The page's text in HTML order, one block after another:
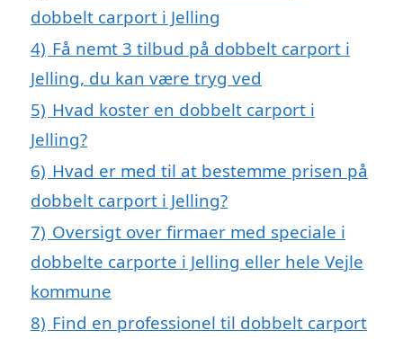
dobbelt carport i Jelling
4) Få nemt 3 tilbud på dobbelt carport i
Jelling, du kan være tryg ved
5) Hvad koster en dobbelt carport i
Jelling?
6) Hvad er med til at bestemme prisen på
dobbelt carport i Jelling?
7) Oversigt over firmaer med speciale i
dobbelte carporte i Jelling eller hele Vejle
kommune
8) Find en professionel til dobbelt carport